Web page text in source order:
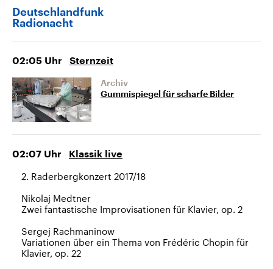
Deutschlandfunk
Radionacht
02:05 Uhr Sternzeit
Archiv
Gummispiegel für scharfe Bilder
02:07 Uhr Klassik live
2. Raderbergkonzert 2017/18
Nikolaj Medtner
Zwei fantastische Improvisationen für Klavier, op. 2
Sergej Rachmaninow
Variationen über ein Thema von Frédéric Chopin für
Klavier, op. 22